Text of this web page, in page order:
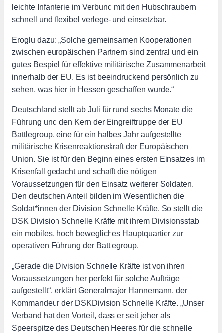
leichte Infanterie im Verbund mit den Hubschraubern
schnell und flexibel verlege- und einsetzbar.
Eroglu dazu: „Solche gemeinsamen Kooperationen
zwischen europäischen Partnern sind zentral und ein
gutes Bespiel für effektive militärische Zusammenarbeit
innerhalb der EU. Es ist beeindruckend persönlich zu
sehen, was hier in Hessen geschaffen wurde.“
Deutschland stellt ab Juli für rund sechs Monate die
Führung und den Kern der Eingreiftruppe der EU
Battlegroup, eine für ein halbes Jahr aufgestellte
militärische Krisenreaktionskraft der Europäischen
Union. Sie ist für den Beginn eines ersten Einsatzes im
Krisenfall gedacht und schafft die nötigen
Voraussetzungen für den Einsatz weiterer Soldaten.
Den deutschen Anteil bilden im Wesentlichen die
Soldat*innen der Division Schnelle Kräfte. So stellt die
DSK Division Schnelle Kräfte mit ihrem Divisionsstab
ein mobiles, hoch bewegliches Hauptquartier zur
operativen Führung der Battlegroup.
„Gerade die Division Schnelle Kräfte ist von ihren
Voraussetzungen her perfekt für solche Aufträge
aufgestellt“, erklärt Generalmajor Hannemann, der
Kommandeur der DSKDivision Schnelle Kräfte. „Unser
Verband hat den Vorteil, dass er seit jeher als
Speerspitze des Deutschen Heeres für die schnelle